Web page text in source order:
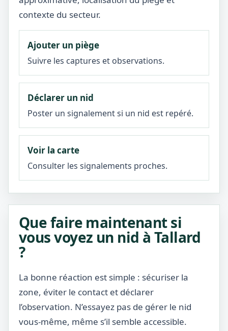
contexte du secteur.
Ajouter un piège
Suivre les captures et observations.
Déclarer un nid
Poster un signalement si un nid est repéré.
Voir la carte
Consulter les signalements proches.
Que faire maintenant si
vous voyez un nid à Tallard
?
La bonne réaction est simple : sécuriser la
zone, éviter le contact et déclarer
l’observation. N’essayez pas de gérer le nid
vous-même, même s’il semble accessible.